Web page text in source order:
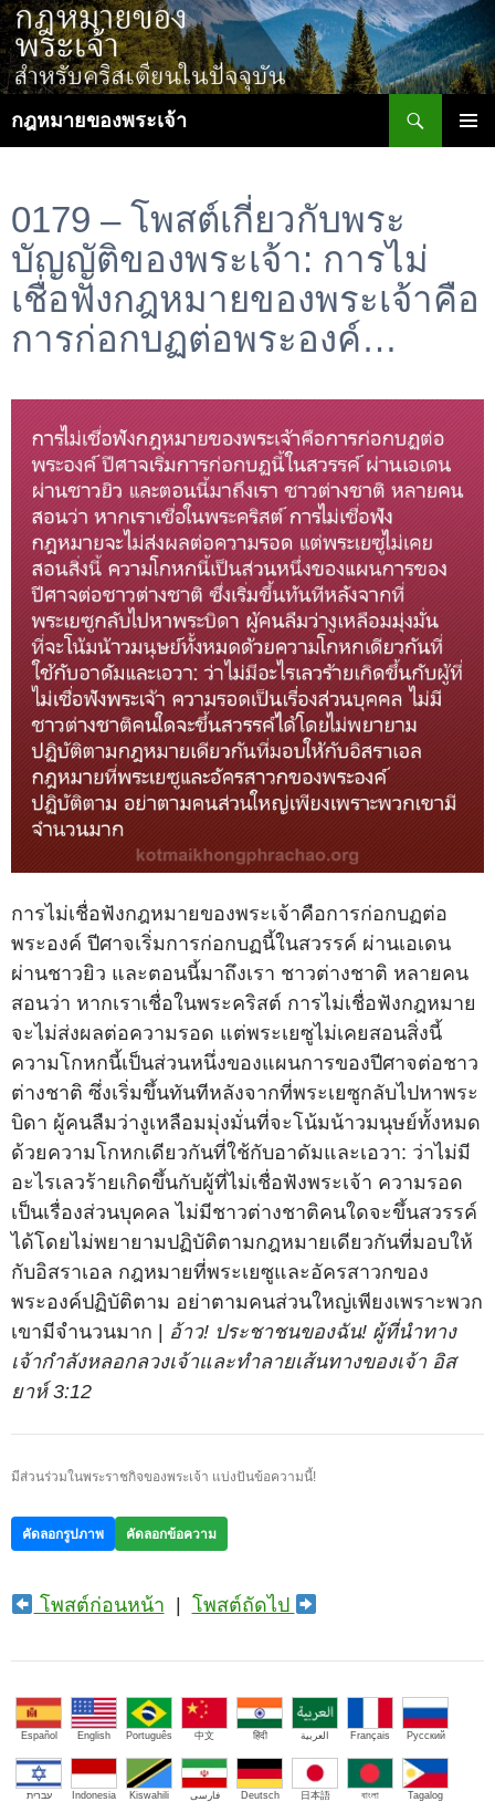
ข้าม
ไป
ยัง
กฎหมายของพระเจ้า
0179 – โพสต์เกี่ยวกับพระ
บัญญัติของพระเจ้า: การไม่
เชื่อฟังกฎหมายของพระเจ้าคือ
การก่อกบฏต่อพระองค์…
การไม่เชื่อฟังกฎหมายของพระเจ้าคือการก่อกบฏต่อ
พระองค์ ปีศาจเริ่มการก่อกบฏนี้ในสวรรค์ ผ่านเอเดน
ผ่านชาวยิว และตอนนี้มาถึงเรา ชาวต่างชาติ หลายคน
สอนว่า หากเราเชื่อในพระคริสต์ การไม่เชื่อฟังกฎหมาย
จะไม่ส่งผลต่อความรอด แต่พระเยซูไม่เคยสอนสิ่งนี้
ความโกหกนี้เป็นส่วนหนึ่งของแผนการของปีศาจต่อชาว
ต่างชาติ ซึ่งเริ่มขึ้นทันทีหลังจากที่พระเยซูกลับไปหาพระ
บิดา ผู้คนลืมว่างูเหลือมมุ่งมั่นที่จะโน้มน้าวมนุษย์ทั้งหมด
ด้วยความโกหกเดียวกันที่ใช้กับอาดัมและเอวา: ว่าไม่มี
อะไรเลวร้ายเกิดขึ้นกับผู้ที่ไม่เชื่อฟังพระเจ้า ความรอด
เป็นเรื่องส่วนบุคคล ไม่มีชาวต่างชาติคนใดจะขึ้นสวรรค์
ได้โดยไม่พยายามปฏิบัติตามกฎหมายเดียวกันที่มอบให้
กับอิสราเอล กฎหมายที่พระเยซูและอัครสาวกของ
พระองค์ปฏิบัติตาม อย่าตามคนส่วนใหญ่เพียงเพราะพวก
เขามีจำนวนมาก | อ้าว! ประชาชนของฉัน! ผู้ที่นำทาง
เจ้ากำลังหลอกลวงเจ้าและทำลายเส้นทางของเจ้า อิส
ยาห์ 3:12
มีส่วนร่วมในพระราชกิจของพระเจ้า แบ่งปันข้อความนี้!
คัดลอกรูปภาพ คัดลอกข้อความ
โพสต์ก่อนหน้า โพสต์ถัดไป
Español English Português 中文 हिंदी العربية Français Русский
עברית Indonesia Kiswahili فارسی Deutsch 日本語 বাংলা Tagalog